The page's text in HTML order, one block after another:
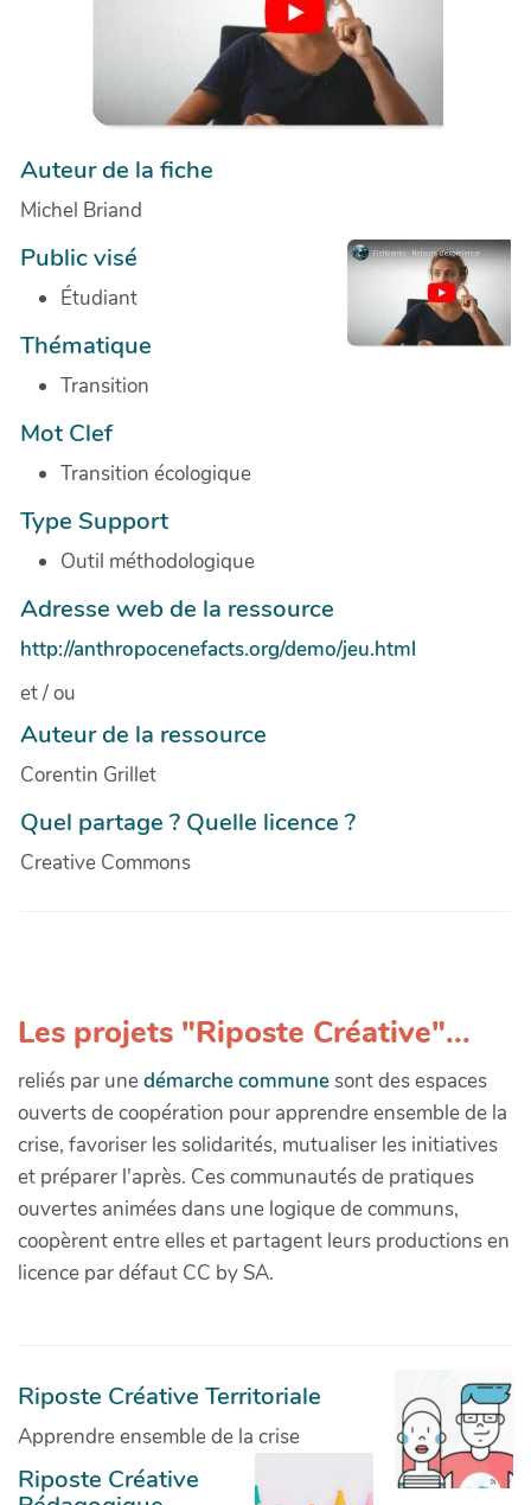
Auteur de la fiche
Michel Briand
Public visé
Étudiant
Thématique
Transition
Mot Clef
Transition écologique
Type Support
Outil méthodologique
Adresse web de la ressource
http://anthropocenefacts.org/demo/jeu.html
et / ou
Auteur de la ressource
Corentin Grillet
Quel partage ? Quelle licence ?
Creative Commons